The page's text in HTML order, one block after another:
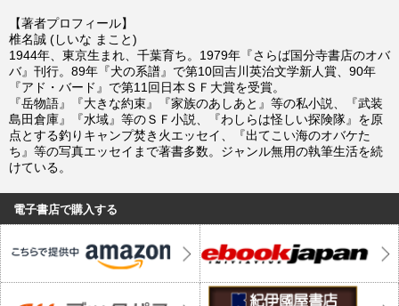
【著者プロフィール】
椎名誠 (しいな まこと)
1944年、東京生まれ、千葉育ち。1979年『さらば国分寺書店のオバ
バ』刊行。89年『犬の系譜』で第10回吉川英治文学新人賞、90年
『アド・バード』で第11回日本ＳＦ大賞を受賞。
『岳物語』『大きな約束』『家族のあしあと』等の私小説、『武装
島田倉庫』『水域』等のＳＦ小説、『わしらは怪しい探険隊』を原
点とする釣りキャンプ焚き火エッセイ、『出てこい海のオバケた
ち』等の写真エッセイまで著書多数。ジャンル無用の執筆生活を続
けている。
電子書店で購入する